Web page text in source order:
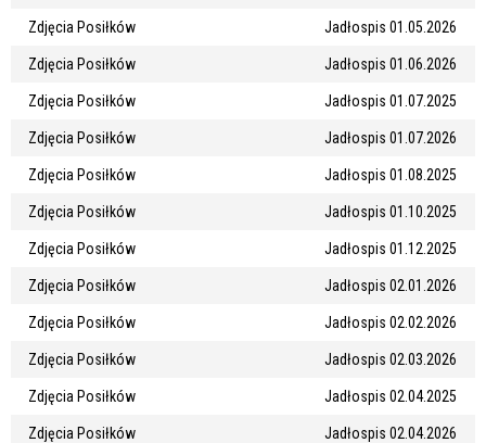
Zdjęcia Posiłków Jadłospis 01.05.2026
Zdjęcia Posiłków Jadłospis 01.06.2026
Zdjęcia Posiłków Jadłospis 01.07.2025
Zdjęcia Posiłków Jadłospis 01.07.2026
Zdjęcia Posiłków Jadłospis 01.08.2025
Zdjęcia Posiłków Jadłospis 01.10.2025
Zdjęcia Posiłków Jadłospis 01.12.2025
Zdjęcia Posiłków Jadłospis 02.01.2026
Zdjęcia Posiłków Jadłospis 02.02.2026
Zdjęcia Posiłków Jadłospis 02.03.2026
Zdjęcia Posiłków Jadłospis 02.04.2025
Zdjęcia Posiłków Jadłospis 02.04.2026